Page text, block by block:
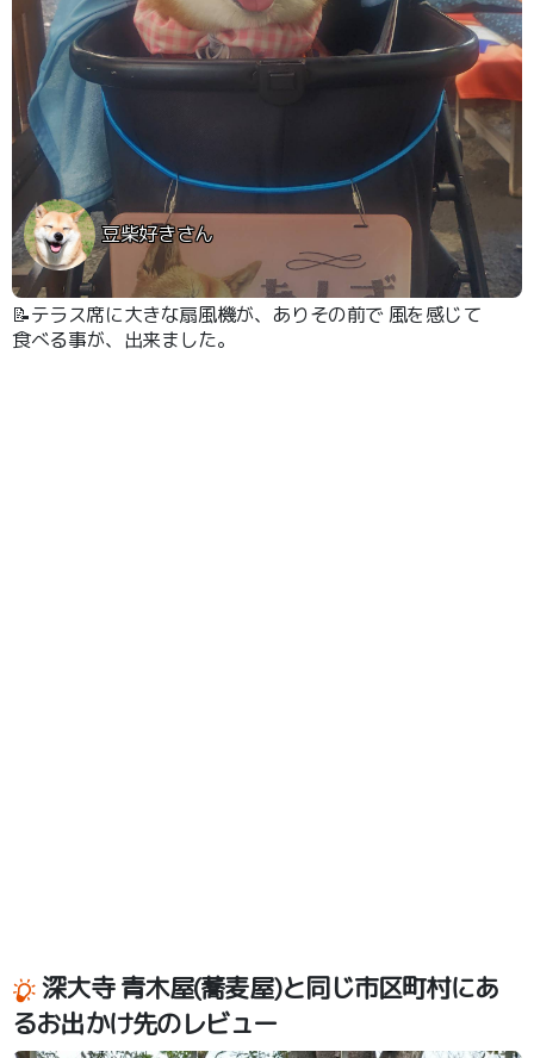
豆柴好きさん
📝テラス席に大きな扇風機が、ありその前で 風を感じて
食べる事が、出来ました。
深大寺 青木屋(蕎麦屋)と同じ市区町村にあ
るお出かけ先のレビュー